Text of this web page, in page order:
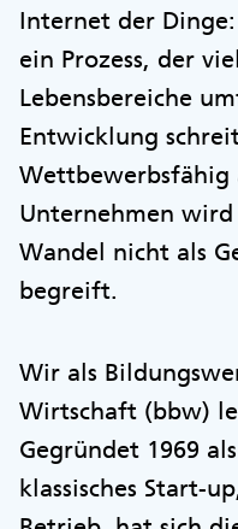
Internet der
ein Prozess, der
Lebensbereiche
Entwicklung
Wettbewerbsfähig
Unternehmen
Wandel nicht als
begreift.
Wir als
Wirtschaft (bbw)
Gegründet 1969
klassisches Start-